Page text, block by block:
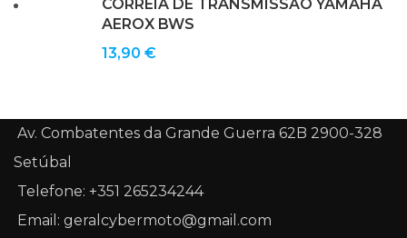
CORREIA DE TRANSMISSÃO YAMAHA
AEROX BWS
13,90 €
Av. Combatentes da Grande Guerra 62B 2900-328
Setúbal
Telefone: +351 265234244
Email: geralcybermoto@gmail.com